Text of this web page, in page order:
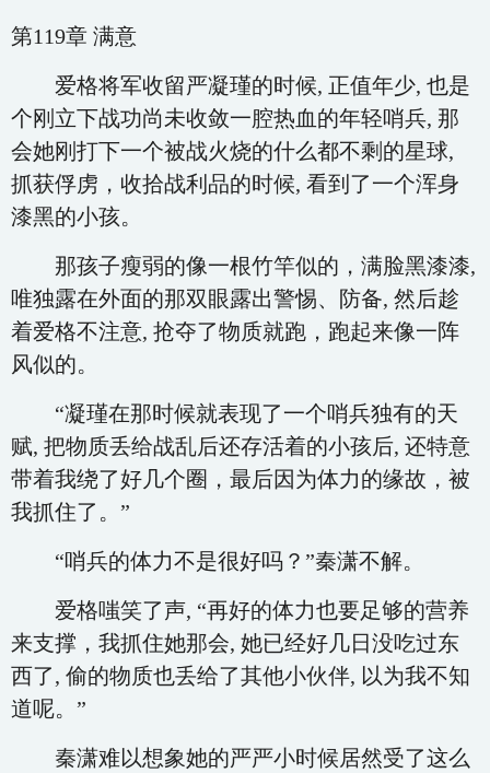
第119章 满意
爱格将军收留严凝瑾的时候, 正值年少, 也是
个刚立下战功尚未收敛一腔热血的年轻哨兵, 那
会她刚打下一个被战火烧的什么都不剩的星球,
抓获俘虏，收拾战利品的时候, 看到了一个浑身
漆黑的小孩。
那孩子瘦弱的像一根竹竿似的，满脸黑漆漆,
唯独露在外面的那双眼露出警惕、防备, 然后趁
着爱格不注意, 抢夺了物质就跑，跑起来像一阵
风似的。
“凝瑾在那时候就表现了一个哨兵独有的天
赋, 把物质丢给战乱后还存活着的小孩后, 还特意
带着我绕了好几个圈，最后因为体力的缘故，被
我抓住了。”
“哨兵的体力不是很好吗？”秦潇不解。
爱格嗤笑了声, “再好的体力也要足够的营养
来支撑，我抓住她那会, 她已经好几日没吃过东
西了, 偷的物质也丢给了其他小伙伴, 以为我不知
道呢。”
秦潇难以想象她的严严小时候居然受了这么